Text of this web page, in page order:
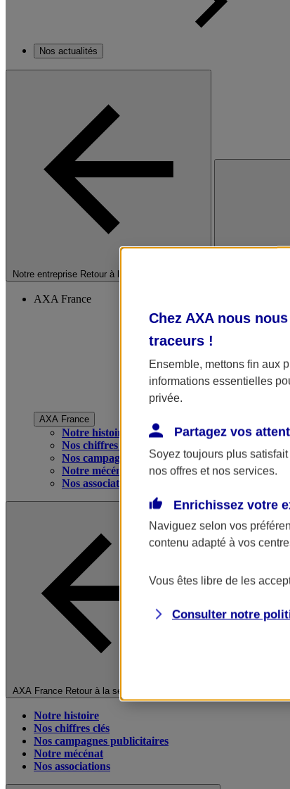
Nos actualités
Notre entreprise Retour à la section précédente
AXA France
AXA France
Notre histoire
Nos chiffres clés
Nos campagnes publicitaires
Notre mécénat
Nos associations
AXA France Retour à la section précédente
Notre histoire
Nos chiffres clés
Nos campagnes publicitaires
Notre mécénat
Nos associations
Chez AXA nous
traceurs !
Ensemble, mettons fin aux
informations essentielles
privée.
Partagez vos
Soyez toujours plus
nos offres et nos services.
Enrichissez votre
Naviguez selon vos
contenu adapté à vos
Vous êtes libre de les
Consulter notre